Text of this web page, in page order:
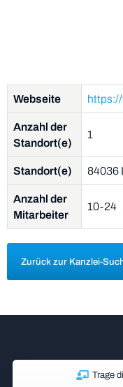
Webseite
Anzahl der
Standort(e)
1
Standort(e) 84036
Anzahl der
Mitarbeiter
10-24
Zurück zur Kanzlei-
Trage